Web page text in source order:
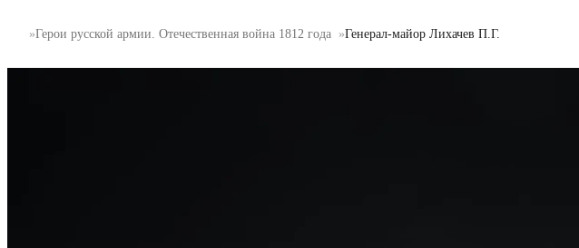
Герои русской армии. Отечественная война 1812 года Генерал-майор Лихачев П.Г.